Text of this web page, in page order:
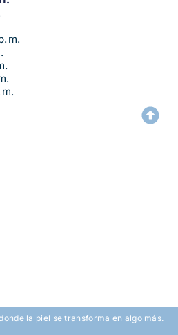
m.
la piel se transforma en algo más.